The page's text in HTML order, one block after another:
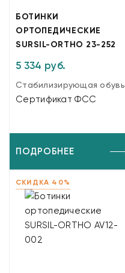
БОТИНКИ
ОРТОПЕДИЧЕСКИЕ
SURSIL-ORTHO 23-252
5 334 руб.
Стабилизирующая обувь
Сертификат ФСС
ПОДРОБНЕЕ
СКИДКА 40%